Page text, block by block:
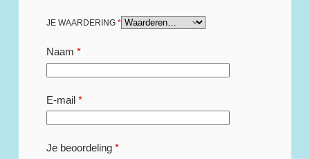
JE WAARDERING *
Naam *
E-mail*
Je beoordeling *